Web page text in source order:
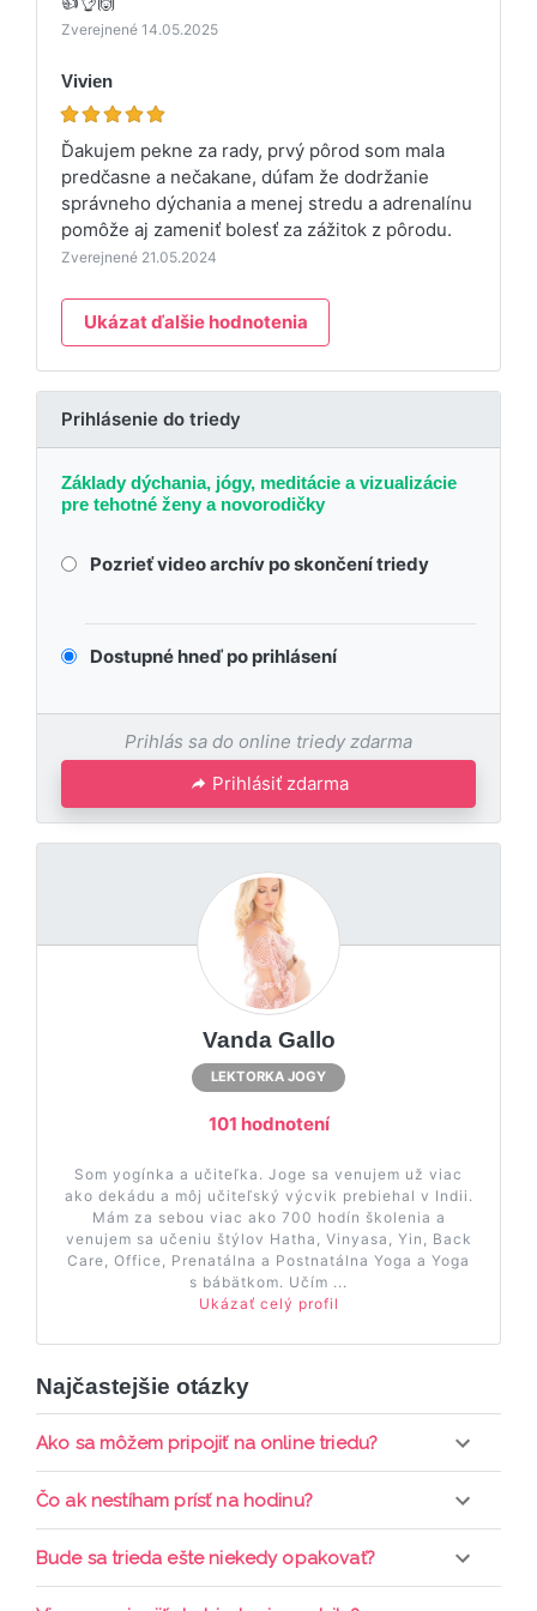
Zverejnené 14.05.2025
Vivien
Ďakujem pekne za rady, prvý pôrod som mala
predčasne a nečakane, dúfam že dodržanie
správneho dýchania a menej stredu a adrenalínu
pomôže aj zameniť bolesť za zážitok z pôrodu.
Zverejnené 21.05.2024
Ukázat ďalšie hodnotenia
Prihlásenie do triedy
Základy dýchania, jógy, meditácie a vizualizácie
pre tehotné ženy a novorodičky
Pozrieť video archív po skončení triedy
Dostupné hneď po prihlásení
Prihlás sa do online triedy zdarma
Prihlásiť zdarma
Vanda Gallo
LEKTORKA JOGY
101 hodnotení
Som yogínka a učiteľka. Joge sa venujem už viac
ako dekádu a môj učiteľský výcvik prebiehal v Indii.
Mám za sebou viac ako 700 hodín školenia a
venujem sa učeniu štýlov Hatha, Vinyasa, Yin, Back
Care, Office, Prenatálna a Postnatálna Yoga a Yoga
s bábätkom. Učím ...
Ukázať celý profil
Najčastejšie otázky
Ako sa môžem pripojiť na online triedu?
Pripojenie do online triedy prebieha priamo cez
prihlásiť do triedy.
Čo ak nestíham prísť na hodinu?
Každá trieda sa nahráva a je k dispozícií po dobu 7
Bude sa trieda ešte niekedy opakovať?